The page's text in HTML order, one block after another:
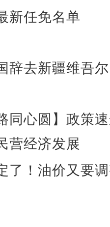
新任免名单
辞去新疆维吾
同心圆】政策
营经济发展
了！油价又要